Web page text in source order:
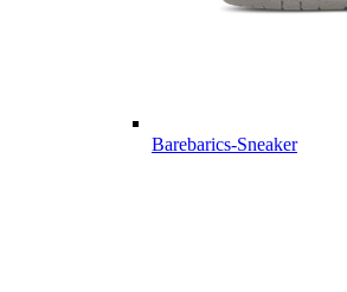
Barebarics-Sneaker